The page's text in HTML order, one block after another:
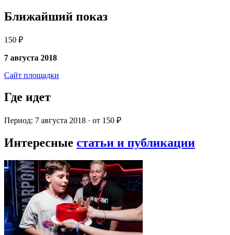
Ближайший показ
150 ₽
7 августа 2018
Сайт площадки
Где идет
Период: 7 августа 2018 · от 150 ₽
Интересные статьи и публикации